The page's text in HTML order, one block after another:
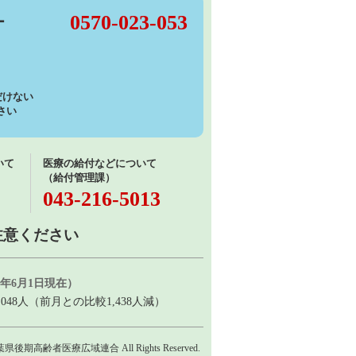
ない
い
0570-023-053
て
医療の給付などについて
（給付管理課）
043-216-5013
ください
6月1日現在）
人（前月との比較1,438人減）
県後期高齢者医療広域連合 All Rights Reserved.